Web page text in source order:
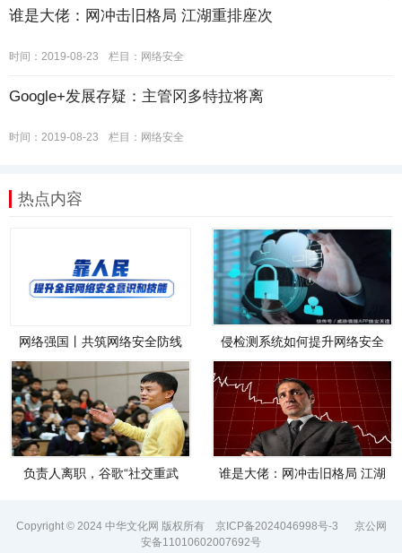
谁是大佬：网冲击旧格局 江湖重排座次
时间：2019-08-23 栏目： 网络安全
Google+发展存疑：主管冈多特拉将离
时间：2019-08-23 栏目： 网络安全
热点内容
网络强国丨共筑网络安全防线
侵检测系统如何提升网络安全
负责人离职，谷歌“社交重武
谁是大佬：网冲击旧格局 江湖
Copyright © 2024 中华文化网 版权所有 京ICP备2024046998号-3
京公网
安备11010602007692号